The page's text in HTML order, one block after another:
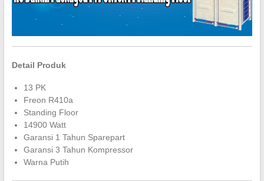
Detail Produk
13 PK
Freon R410a
Standing Floor
14900 Watt
Garansi 1 Tahun Sparepart
Garansi 3 Tahun Kompressor
Warna Putih